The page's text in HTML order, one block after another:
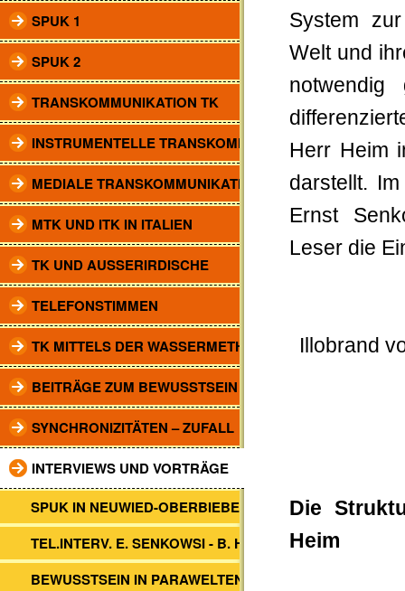
SPUK 1
SPUK 2
TRANSKOMMUNIKATION TK
INSTRUMENTELLE TRANSKOMM.
MEDIALE TRANSKOMMUNIKATION
MTK UND ITK IN ITALIEN
TK UND AUSSERIRDISCHE
TELEFONSTIMMEN
TK MITTELS DER WASSERMETHODE
BEITRÄGE ZUM BEWUSSTSEIN
SYNCHRONIZITÄTEN – ZUFALL
INTERVIEWS UND VORTRÄGE
SPUK IN NEUWIED-OBERBIEBER
TEL.INTERV. E. SENKOWSI - B. HEIM
BEWUSSTSEIN IN PARAWELTEN
System
Welt und
notwendig
Herr Heim
darstellt.
Ernst
Leser die
Illobrand
Die
Heim